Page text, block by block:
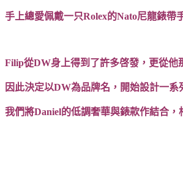
手上總愛佩戴一只Rolex的Nato尼龍錶帶
Filip從DW身上得到了許多啓發，更從他
因此決定以DW為品牌名，開始設計一系
我們將Daniel的低調奢華與錶款作結合，